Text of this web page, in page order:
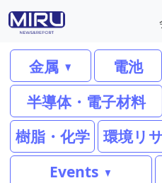
金属 電池
半導体・電子材料
樹脂・化学
環境リ
Events